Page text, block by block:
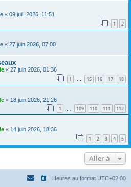
« 09 juil. 2026, 11:51
1 2
« 27 juin 2026, 07:00
« 27 juin 2026, 01:36
1 15 16 17 18
« 18 juin 2026, 21:26
1 109 110 111 112
« 14 juin 2026, 18:36
1 2 3 4 5
Aller à
Heures au format UTC+02:00